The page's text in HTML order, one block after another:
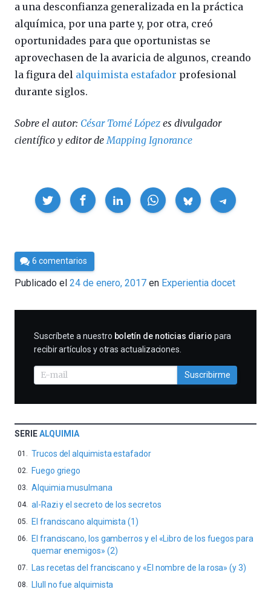
a una desconfianza generalizada en la práctica
alquímica, por una parte y, por otra, creó
oportunidades para que oportunistas se
aprovechasen de la avaricia de algunos, creando
la figura del alquimista estafador profesional
durante siglos.
Sobre el autor: César Tomé López es divulgador
científico y editor deMapping Ignorance
Compartir
Por
César
Tomé
6 comentarios
Publicado el 24 de enero, 2017 en Experientia docet
SUSCRIBIRME
Suscríbete a nuestro boletín de noticias diario para
recibir artículos y otras actualizaciones.
Suscribirme
SERIEALQUIMIA
Trucos del alquimista estafador
Fuego griego
Alquimia musulmana
al-Razi y el secreto de los secretos
El franciscano alquimista (1)
El franciscano, los gamberros y el «Libro de los fuegos para
quemar enemigos» (2)
Las recetas del franciscano y «El nombre de la rosa» (y 3)
Llull no fue alquimista